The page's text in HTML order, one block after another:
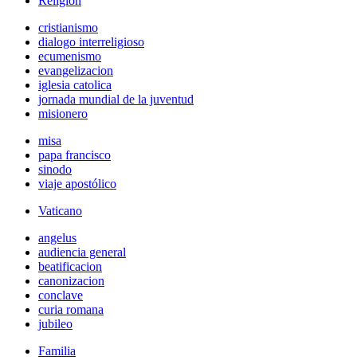
cristianismo
dialogo interreligioso
ecumenismo
evangelizacion
iglesia catolica
jornada mundial de la juventud
misionero
misa
papa francisco
sinodo
viaje apostólico
Vaticano
angelus
audiencia general
beatificacion
canonizacion
conclave
curia romana
jubileo
Familia